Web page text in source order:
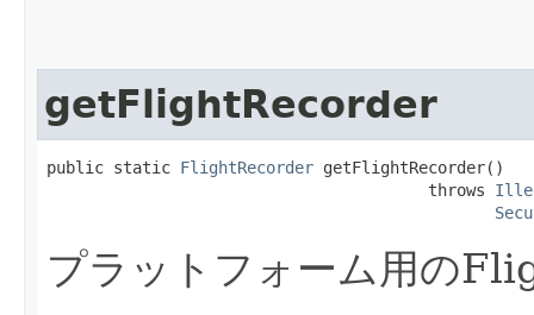
getFlightRecorder
public static FlightRecorder getFlightRecorder()
                                        throws
プラットフォーム用の